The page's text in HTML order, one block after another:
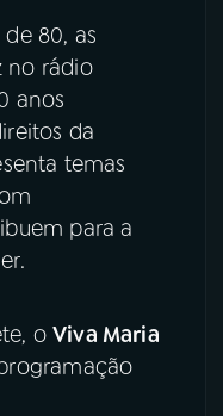
80, as
no rádio
anos
da
temas
para a
oViva Maria